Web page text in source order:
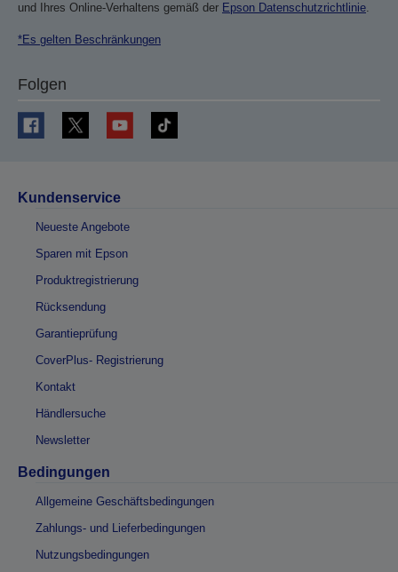
und Ihres Online-Verhaltens gemäß der Epson Datenschutzrichtlinie.
*Es gelten Beschränkungen
Folgen
Kundenservice
Neueste Angebote
Sparen mit Epson
Produktregistrierung
Rücksendung
Garantieprüfung
CoverPlus- Registrierung
Kontakt
Händlersuche
Newsletter
Bedingungen
Allgemeine Geschäftsbedingungen
Zahlungs- und Lieferbedingungen
Nutzungsbedingungen